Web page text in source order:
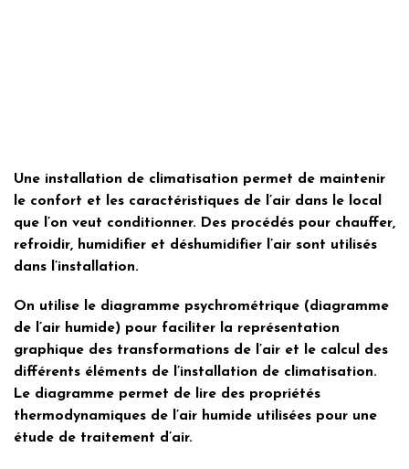
Une installation de climatisation permet de maintenir
le confort et les caractéristiques de l’air dans le local
que l’on veut conditionner. Des procédés pour chauffer,
refroidir, humidifier et déshumidifier l’air sont utilisés
dans l’installation.
On utilise le diagramme psychrométrique (diagramme
de l’air humide) pour faciliter la représentation
graphique des transformations de l’air et le calcul des
différents éléments de l’installation de climatisation.
Le diagramme permet de lire des propriétés
thermodynamiques de l’air humide utilisées pour une
étude de traitement d’air.